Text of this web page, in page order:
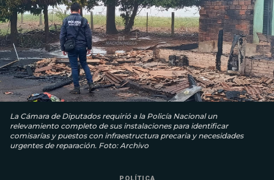
La Cámara de Diputados requirió a la Policía Nacional un
relevamiento completo de sus instalaciones para identificar
comisarías y puestos con infraestructura precaria y necesidades
urgentes de reparación. Foto: Archivo